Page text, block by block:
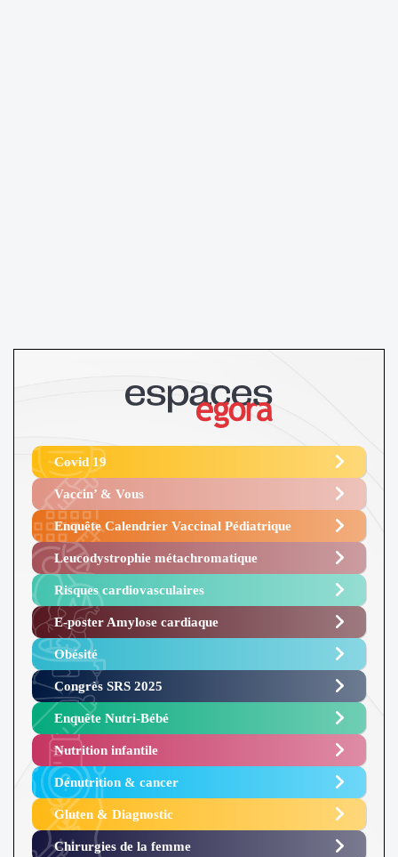
Covid 19
Vaccin’ & Vous
Enquête Calendrier Vaccinal Pédiatrique
Leucodystrophie métachromatique
Risques cardiovasculaires
E-poster Amylose cardiaque ​
Obésité ​
Congrès SRS 2025 ​
Enquête Nutri-Bébé ​
Nutrition infantile
Dénutrition & cancer
Gluten & Diagnostic
Chirurgies de la femme